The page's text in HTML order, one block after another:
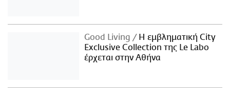
Good Living
Η εμβληματική City
Exclusive Collection της Le Labo
έρχεται στην Αθήνα